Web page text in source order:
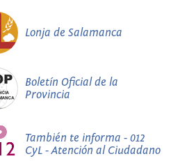
Lonja de Salamanca
Boletín Oficial de la
Provincia
También te informa - 012
CyL - Atención al Ciudadano